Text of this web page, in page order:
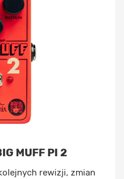
MUFF PI 2
rewizji, zmian